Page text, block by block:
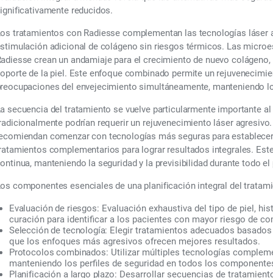
reducidos.
tratamientos con Radiesse complementan las tecnologías
adicional de colágeno sin riesgos térmicos. Las
crean un andamiaje para el crecimiento de nuevo
de la piel. Este enfoque combinado permite un
del envejecimiento simultáneamente, manteniendo
secuencia del tratamiento se vuelve particularmente importante
podrían requerir un rejuvenecimiento láser
comenzar con tecnologías más seguras para
complementarios para lograr resultados integrales.
manteniendo la seguridad y la previsibilidad durante todo
componentes esenciales de una planificación integral del
Evaluación de riesgos: Evaluación exhaustiva del tipo de piel,
curación para identificar a los pacientes con mayor riesgo de
Selección de tecnología: Elegir tratamientos adecuados
que los enfoques más agresivos ofrecen mejores resultados.
Protocolos combinados: Utilizar múltiples tecnologías
manteniendo los perfiles de seguridad en todos los
Planificación a largo plazo: Desarrollar secuencias de